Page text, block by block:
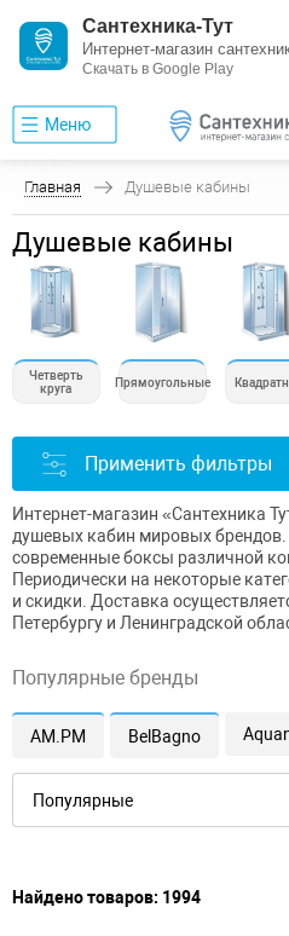
Сантехника-Тут
Интернет-магазин
Скачать в Google Play
Меню
Главная Душевые кабины
Душевые кабины
Четверть
круга
Прямоугольные
Применить фильтры
Интернет-магазин «Сантехника
душевых кабин мировых
современные боксы различной
Периодически на некоторые
и скидки. Доставка
Петербургу и Ленинградской
Популярные бренды
AM.PM BelBagno
Найдено товаров: 1994